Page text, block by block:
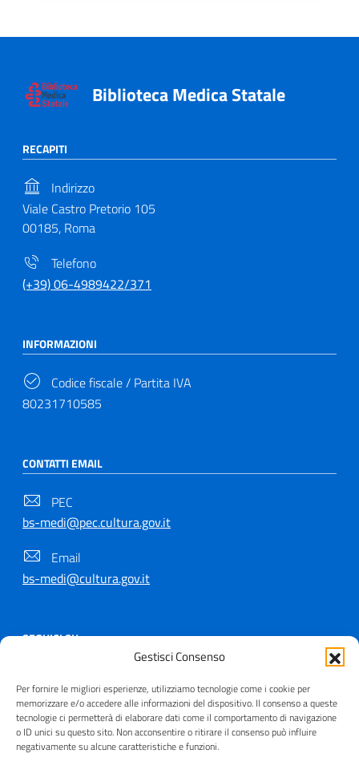
Gestisci Consenso
Per fornire le migliori esperienze, utilizziamo tecnologie come i cookie per
memorizzare e/o accedere alle informazioni del dispositivo. Il consenso a queste
tecnologie ci permetterà di elaborare dati come il comportamento di navigazione
o ID unici su questo sito. Non acconsentire o ritirare il consenso può influire
negativamente su alcune caratteristiche e funzioni.
Biblioteca Medica Statale
RECAPITI
Indirizzo
Viale Castro Pretorio 105
00185, Roma
Telefono
(+39) 06-4989422/371
INFORMAZIONI
Codice fiscale / Partita IVA
80231710585
CONTATTI EMAIL
PEC
bs-medi@pec.cultura.gov.it
Email
bs-medi@cultura.gov.it
SEGUICI SU
Copyright © 2021 - 2026
Useful Links Section